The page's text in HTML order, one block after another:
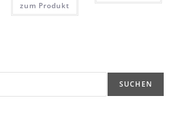
zum Produkt
SUCHEN